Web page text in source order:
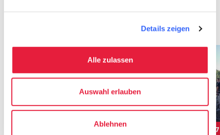
Details zeigen
Alle zulassen
Auswahl erlauben
Ablehnen
Ansehen auf der Karte
favorite_border
170€